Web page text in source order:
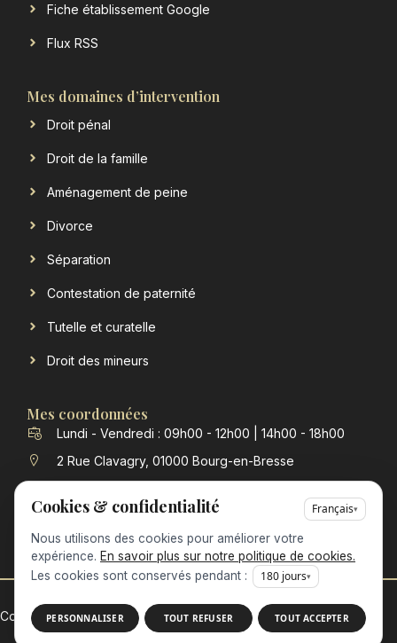
Fiche établissement Google
Flux RSS
Mes domaines d’intervention
Droit pénal
Droit de la famille
Aménagement de peine
Divorce
Séparation
Contestation de paternité
Tutelle et curatelle
Droit des mineurs
Mes coordonnées
Lundi - Vendredi : 09h00 - 12h00 | 14h00 - 18h00
2 Rue Clavagry, 01000 Bourg-en-Bresse
04 74 23 98 63
Copyright @ 2026 • Tous droits réservés • Design by
Cookies & confidentialité Français▾
Nous utilisons des cookies pour améliorer votre
expérience. En savoir plus sur notre politique de cookies.
Les cookies sont conservés pendant :
180 jours▾
PERSONNALISER TOUT REFUSER TOUT ACCEPTER